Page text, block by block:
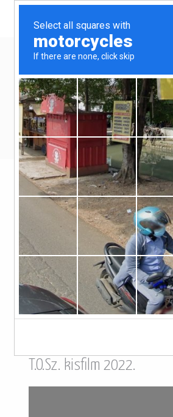
Kisfilmek
T.O.Sz. image film 2022.
T.O.Sz. kisfilm 2022.